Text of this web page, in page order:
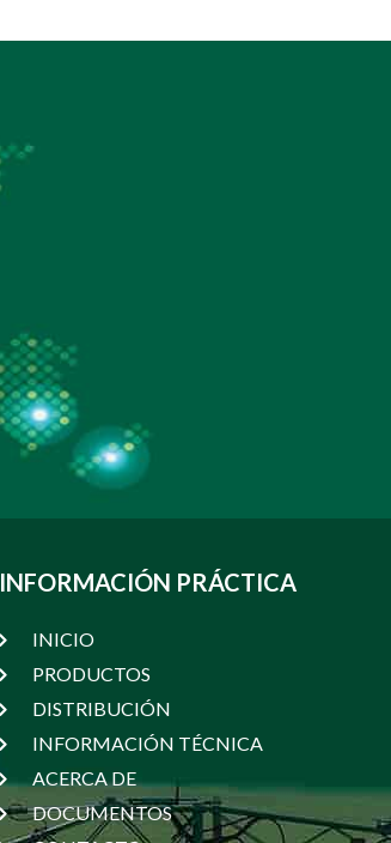
INFORMACIÓN PRÁCTICA
INICIO
PRODUCTOS
DISTRIBUCIÓN
INFORMACIÓN TÉCNICA
ACERCA DE
DOCUMENTOS